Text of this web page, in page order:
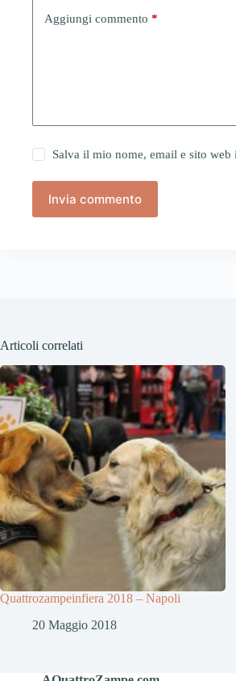
Aggiungi commento *
Salva il mio nome, email e sito
Invia commento
Articoli correlati
Quattrozampeinfiera 2018 – Napoli
20 Maggio 2018